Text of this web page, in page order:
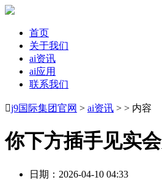
首页
关于我们
ai资讯
ai应用
联系我们
j9国际集团官网 > ai资讯 > > 内容
你下方插手见实
日期：2026-04-10 04:33